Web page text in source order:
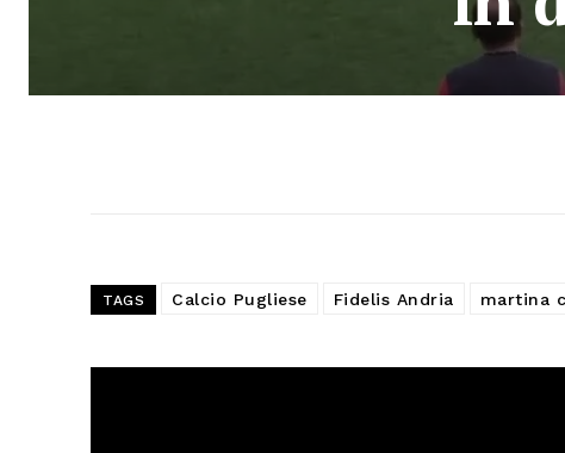
TAGS Calcio Pugliese Fidelis Andria martina